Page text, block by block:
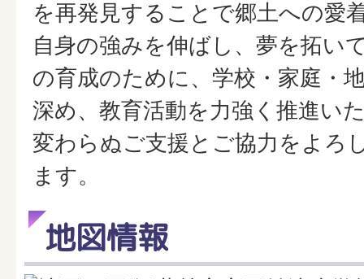
を再発見することで郷土への愛
自身の強みを伸ばし、夢を拓い
の育成のために、学校・家庭・
深め、教育活動を力強く推進い
変わらぬご支援とご協力をよろ
ます。
地図情報